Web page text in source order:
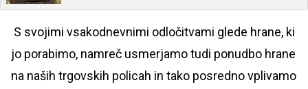
S svojimi vsakodnevnimi odločitvami glede hrane, ki
jo porabimo, namreč usmerjamo tudi ponudbo hrane
na naših trgovskih policah in tako posredno vplivamo